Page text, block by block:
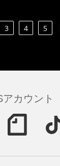
3 4 5
カウント